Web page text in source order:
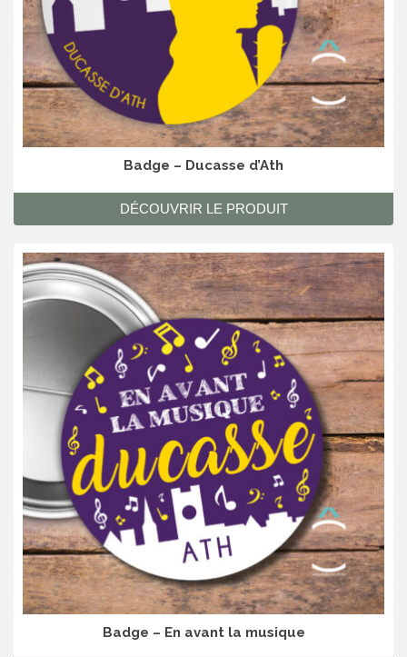
Badge – Ducasse d’Ath
DÉCOUVRIR LE PRODUIT
Badge – En avant la musique